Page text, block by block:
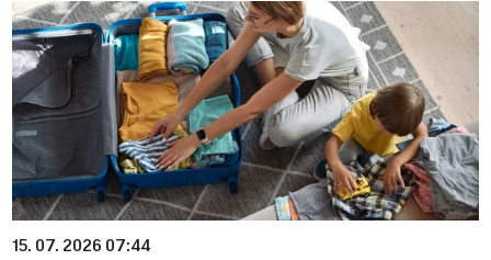
15. 07. 2026 07:44